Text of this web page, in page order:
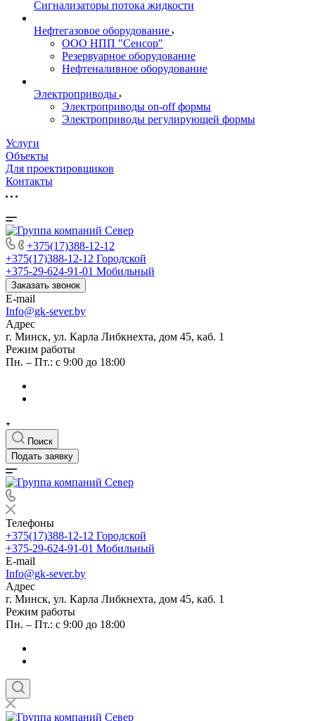
Сигнализаторы потока жидкости
Нефтегазовое оборудование
ООО НПП "Сенсор"
Резервуарное оборудование
Нефтеналивное оборудование
Электроприводы
Электроприводы on-off формы
Электроприводы регулирующей формы
Услуги
Объекты
Для проектировщиков
Контакты
+375(17)388-12-12
+375(17)388-12-12 Городской
+375-29-624-91-01 Мобильный
Заказать звонок
E-mail
Info@gk-sever.by
Адрес
г. Минск, ул. Карла Либкнехта, дом 45, каб. 1
Режим работы
Пн. – Пт.: с 9:00 до 18:00
Поиск
Подать заявку
Телефоны
+375(17)388-12-12 Городской
+375-29-624-91-01 Мобильный
E-mail
Info@gk-sever.by
Адрес
г. Минск, ул. Карла Либкнехта, дом 45, каб. 1
Режим работы
Пн. – Пт.: с 9:00 до 18:00